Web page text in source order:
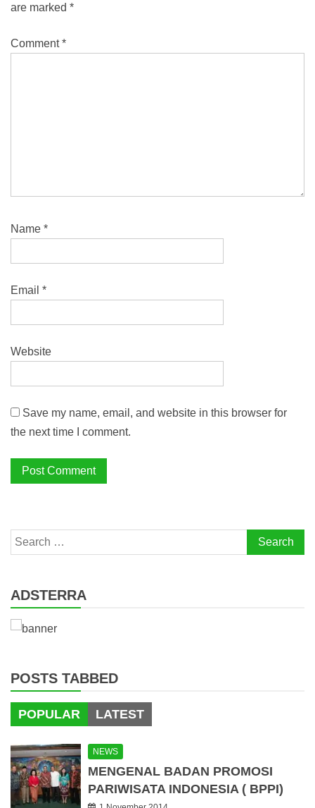
are marked *
Comment*
Name *
Email *
Website
Save my name, email, and website in this browser for
the next time I comment.
Search
for:
ADSTERRA
POSTS TABBED
POPULAR LATEST
NEWS
MENGENAL BADAN PROMOSI
PARIWISATA INDONESIA ( BPPI)